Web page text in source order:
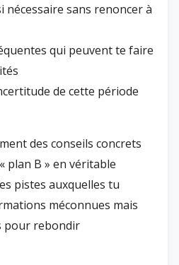
nécessaire sans renoncer à
qui peuvent te faire
de cette période
des conseils concrets
plan B » en véritable
pistes auxquelles tu
méconnues mais
pour rebondir